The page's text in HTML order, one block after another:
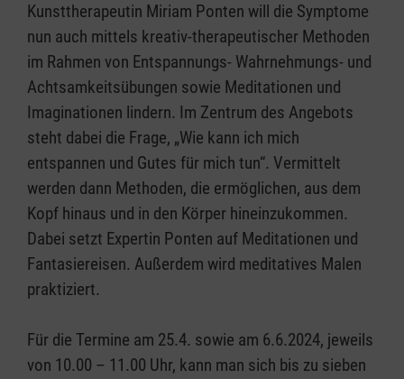
Kunsttherapeutin Miriam Ponten will die Symptome
nun auch mittels kreativ-therapeutischer Methoden
im Rahmen von Entspannungs- Wahrnehmungs- und
Achtsamkeitsübungen sowie Meditationen und
Imaginationen lindern. Im Zentrum des Angebots
steht dabei die Frage, „Wie kann ich mich
entspannen und Gutes für mich tun“. Vermittelt
werden dann Methoden, die ermöglichen, aus dem
Kopf hinaus und in den Körper hineinzukommen.
Dabei setzt Expertin Ponten auf Meditationen und
Fantasiereisen. Außerdem wird meditatives Malen
praktiziert.
Für die Termine am 25.4. sowie am 6.6.2024, jeweils
von 10.00 – 11.00 Uhr, kann man sich bis zu sieben